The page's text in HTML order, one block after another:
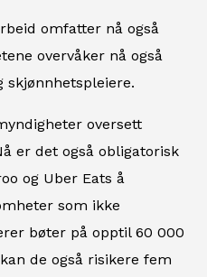
omfatter nå også
overvåker nå også
skjønnhetspleiere.
oversett
er det også obligatorisk
og Uber Eats å
som ikke
bøter på opptil 60 000
de også risikere fem